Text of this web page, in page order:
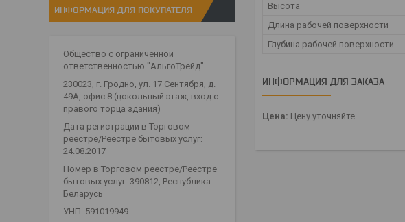
Высота
Длина рабочей поверхности
Глубина рабочей поверхности
ИНФОРМАЦИЯ ДЛЯ ЗАКАЗА
Цена: Цену уточняйте
ИНФОРМАЦИЯ ДЛЯ ПОКУПАТЕЛЯ
Общество с ограниченной
ответственностью "АльгоТрейд"
230023, г. Гродно, ул. 17 Сентября, д.
49А, офис 8 (цокольный этаж, вход с
правого торца здания)
Дата регистрации в Торговом
реестре/Реестре бытовых услуг:
24.08.2017
Номер в Торговом реестре/Реестре
бытовых услуг: 390812, Республика
Беларусь
УНП: 591019949